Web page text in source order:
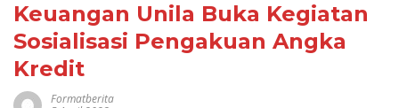
Keuangan Unila Buka Kegiatan
Sosialisasi Pengakuan Angka
Kredit
Formatberita